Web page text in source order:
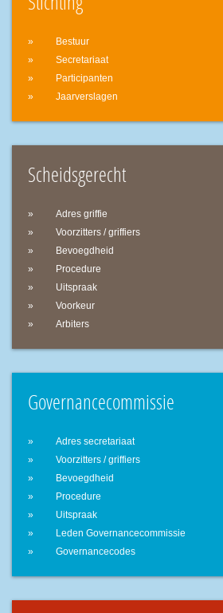
Bestuur
Secretariaat
Participanten
Jaarverslagen
Scheidsgerecht
Adres griffie
Voorzitters / griffiers
Bevoegdheid
Procedure
Uitspraak
Voorkeur
Arbiters
Governancecommissie
Adres secretariaat
Voorzitters / griffiers
Bevoegdheid
Procedure
Uitspraak
Leden Governancecommissie
Governancecodes